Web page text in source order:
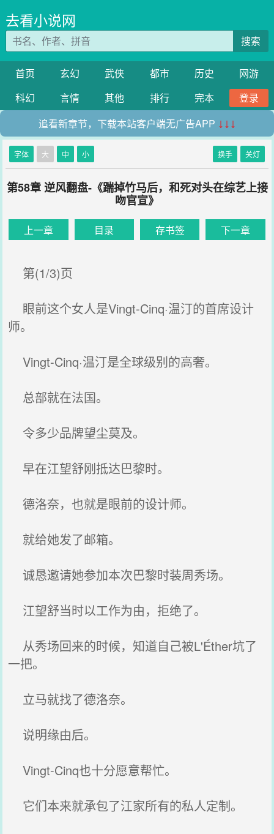
去看小说网
搜索
首页 玄幻 武侠 都市 历史
网游
科幻
言情 其他 排行 完本
登录
追看新章节，下载本站客户端无广告APP ↓↓↓
字体 大 中 小 换手 关灯
第58章 逆风翻盘-《踹掉竹马后，和死对头在综艺上接
吻官宣》
上一章 目录 存书签 下一章
第(1/3)页
眼前这个女人是Vingt-Cinq·温汀的首席设计
师。
Vingt-Cinq·温汀是全球级别的高奢。
总部就在法国。
令多少品牌望尘莫及。
早在江望舒刚抵达巴黎时。
德洛奈，也就是眼前的设计师。
就给她发了邮箱。
诚恳邀请她参加本次巴黎时装周秀场。
江望舒当时以工作为由，拒绝了。
从秀场回来的时候，知道自己被L'Éther坑了
一把。
立马就找了德洛奈。
说明缘由后。
Vingt-Cinq也十分愿意帮忙。
它们本来就承包了江家所有的私人定制。